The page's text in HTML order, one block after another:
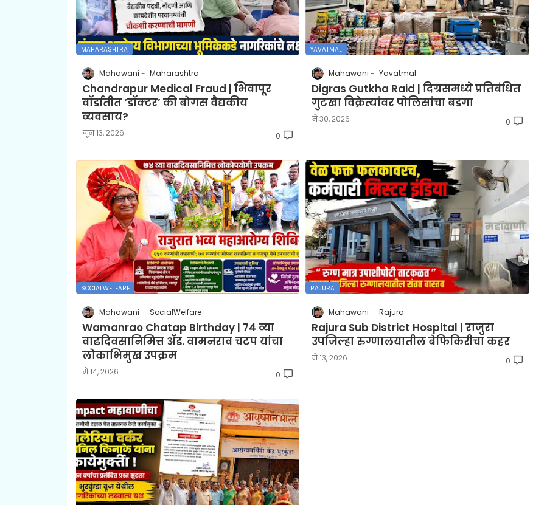
MAHARASHTRA
Mahawani Maharashtra
Chandrapur Medical Fraud | भिवापूर
वॉर्डातीत ‘डॉक्टर’ की बोगस वैद्यकीय
व्यवसाय?
जून १३, २०२६ 0
YAVATMAL
Mahawani Yavatmal
Digras Gutkha Raid | दिग्रसमध्ये प्रतिबंधित
गुटखा विक्रेत्यांवर पोलिसांचा बडगा
मे ३०, २०२६ 0
SOCIALWELFARE
Mahawani SocialWelfare
Wamanrao Chatap Birthday | ७४ व्या
वाढदिवसानिमित्त ॲड. वामनराव चटप यांचा
लोकाभिमुख उपक्रम
मे १४, २०२६ 0
RAJURA
Mahawani Rajura
Rajura Sub District Hospital | राजुरा
उपजिल्हा रुग्णालयातील बेफिकिरीचा कहर
मे १३, २०२६ 0